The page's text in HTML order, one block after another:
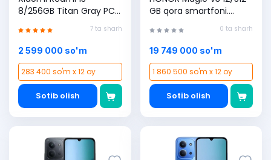
8/256GB Titan Gray PCT
7 ta sharh
2 599 000 so'm
283 400 so'm x 12 oy
Sotib olish
GB qora smartfoni.
0 ta sharh
19 749 000 so'm
1 860 500 so'm x 12 oy
Sotib olish